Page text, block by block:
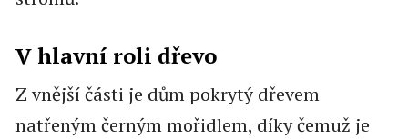
V hlavní roli dřevo
Z vnější části je dům pokrytý dřevem
natřeným černým mořidlem, díky čemuž je